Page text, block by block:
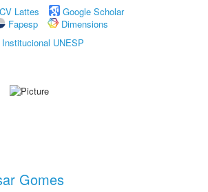
CV Lattes
Google Scholar
Fapesp
Dimensions
UNESP
Gomes